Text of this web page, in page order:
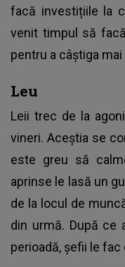
facă investițiile la
venit timpul să
pentru a câștiga
Leu
Leii trec de la
vineri. Aceștia se
este greu să
aprinse le lasă un
de la locul de
din urmă. După ce
perioadă, șefii le